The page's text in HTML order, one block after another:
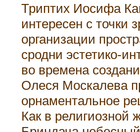
Триптих Иосифа
интересен с точки
организации
сродни эстетико-
во времена
Олеся Москалева
орнаментальное
Как в религиозной